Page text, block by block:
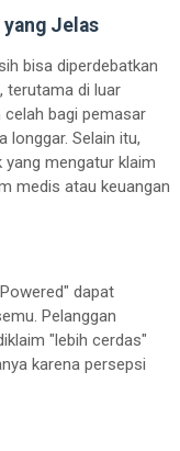
yang Jelas
bisa diperdebatkan
terutama di luar
bagi pemasar
longgar. Selain itu,
mengatur klaim
medis atau keuangan
dapat
Pelanggan
"lebih cerdas"
karena persepsi